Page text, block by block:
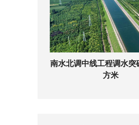
南水北调中线工程调水突
方米